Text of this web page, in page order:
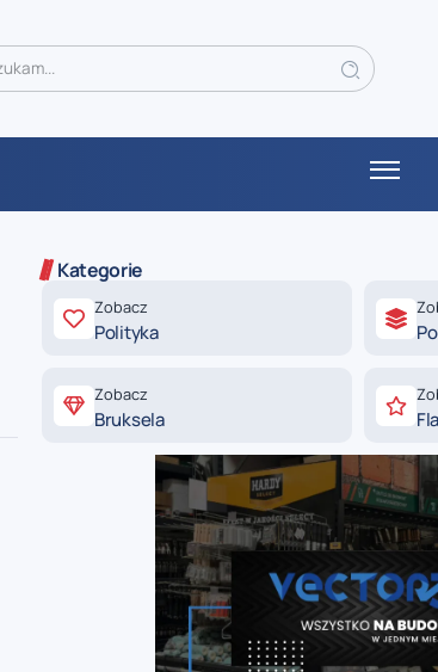
Kategorie
Zobacz
Polityka
Zobacz
Bruksela